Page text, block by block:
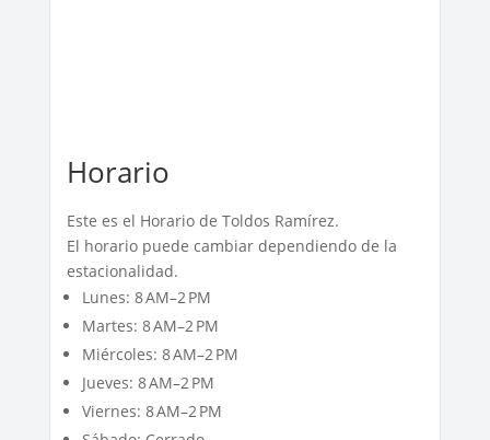
Horario
Este es el Horario de Toldos Ramírez.
El horario puede cambiar dependiendo de la
estacionalidad.
Lunes: 8 AM–2 PM
Martes: 8 AM–2 PM
Miércoles: 8 AM–2 PM
Jueves: 8 AM–2 PM
Viernes: 8 AM–2 PM